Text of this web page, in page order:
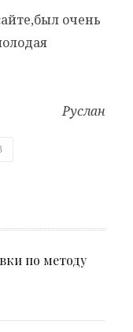
очень
Руслан
по методу